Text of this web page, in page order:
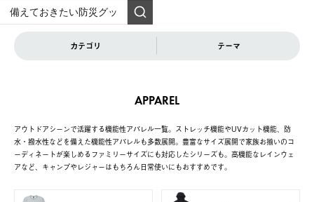
カテゴリ テーマ
APPAREL
アウトドアシーンで活躍する機能性アパレル一覧。ストレッチ機能やUVカット機能、防
水・撥水性などを備えた機能性アパレルも多数展開。豊富なサイズ展開で家族お揃いのコ
ーディネートが楽しめるファミリーサイズにも対応したシリーズも。高機能なレインウェ
アなど、キャンプやレジャーはもちろん日常使いにもおすすめです。